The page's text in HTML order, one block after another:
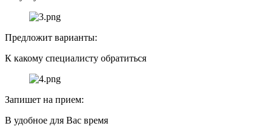
Предложит варианты:
К какому специалисту обратиться
Запишет на прием:
В удобное для Вас время